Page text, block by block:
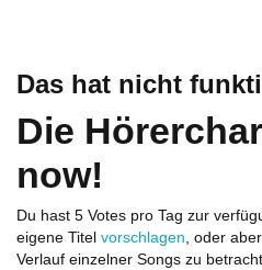
Das hat nicht
Die
now!
Du hast 5 Votes pro Tag zur
eigene Titel vorschlagen, oder
Verlauf einzelner Songs zu